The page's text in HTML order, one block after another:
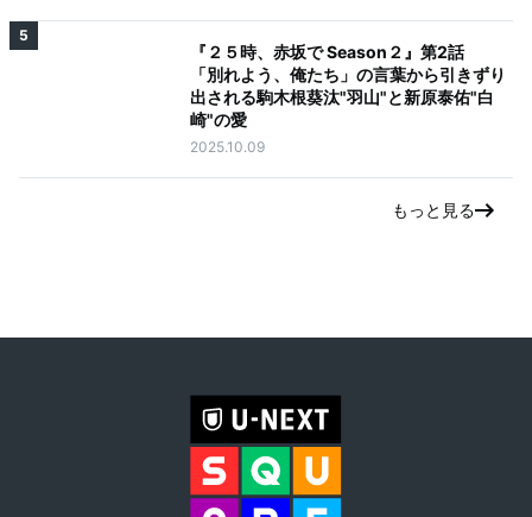
5
『２５時、赤坂で Season２』第2話
「別れよう、俺たち」の言葉から引きずり
出される駒木根葵汰"羽山"と新原泰佑"白
崎"の愛
2025.10.09
もっと見る